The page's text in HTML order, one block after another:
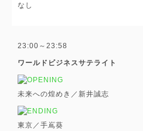
なし
23:00～23:58
ワールドビジネスサテライト
未来への煌めき／新井誠志
東京／手嶌葵